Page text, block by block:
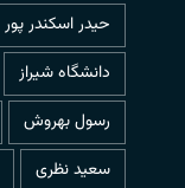
حیدر اسکندر پور
دانشگاه شیراز
رسول بهروش
سعید نظری